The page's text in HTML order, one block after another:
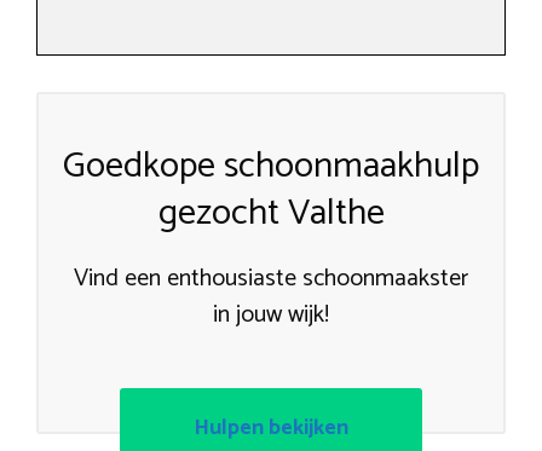
Goedkope schoonmaakhulp
gezocht Valthe
Vind een enthousiaste schoonmaakster
in jouw wijk!
Hulpen bekijken